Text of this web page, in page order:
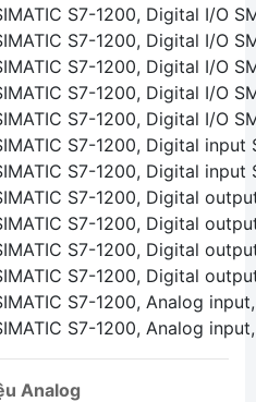
S7-1200, Digital I/O
S7-1200, Digital I/O
S7-1200, Digital I/O
S7-1200, Digital I/O
S7-1200, Digital I/O
S7-1200, Digital input
S7-1200, Digital input
S7-1200, Digital
S7-1200, Digital
S7-1200, Digital
S7-1200, Digital
S7-1200, Analog
S7-1200, Analog
Analog